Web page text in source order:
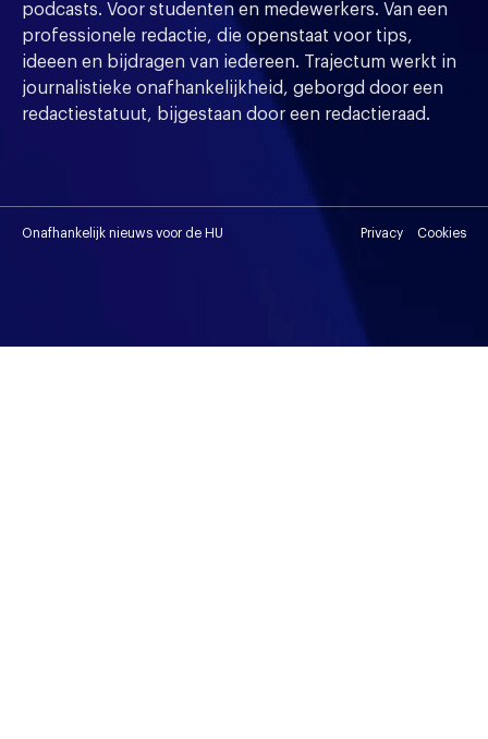
podcasts. Voor studenten en medewerkers. Van een
professionele redactie, die openstaat voor tips,
ideeen en bijdragen van iedereen. Trajectum werkt in
journalistieke onafhankelijkheid, geborgd door een
redactiestatuut, bijgestaan door een redactieraad.
Onafhankelijk nieuws voor de HU Privacy Cookies